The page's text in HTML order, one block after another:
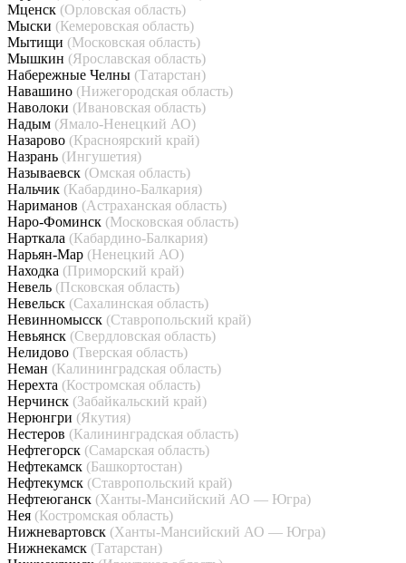
Мценск (Орловская область)
Мыски (Кемеровская область)
Мытищи (Московская область)
Мышкин (Ярославская область)
Набережные Челны (Татарстан)
Навашино (Нижегородская область)
Наволоки (Ивановская область)
Надым (Ямало-Ненецкий АО)
Назарово (Красноярский край)
Назрань (Ингушетия)
Называевск (Омская область)
Нальчик (Кабардино-Балкария)
Нариманов (Астраханская область)
Наро-Фоминск (Московская область)
Нарткала (Кабардино-Балкария)
Нарьян-Мар (Ненецкий АО)
Находка (Приморский край)
Невель (Псковская область)
Невельск (Сахалинская область)
Невинномысск (Ставропольский край)
Невьянск (Свердловская область)
Нелидово (Тверская область)
Неман (Калининградская область)
Нерехта (Костромская область)
Нерчинск (Забайкальский край)
Нерюнгри (Якутия)
Нестеров (Калининградская область)
Нефтегорск (Самарская область)
Нефтекамск (Башкортостан)
Нефтекумск (Ставропольский край)
Нефтеюганск (Ханты-Мансийский АО — Югра)
Нея (Костромская область)
Нижневартовск (Ханты-Мансийский АО — Югра)
Нижнекамск (Татарстан)